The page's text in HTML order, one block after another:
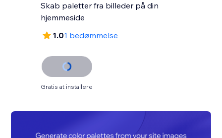
Skab paletter fra billeder på din
hjemmeside
1.01 bedømmelse
Gratis at installere